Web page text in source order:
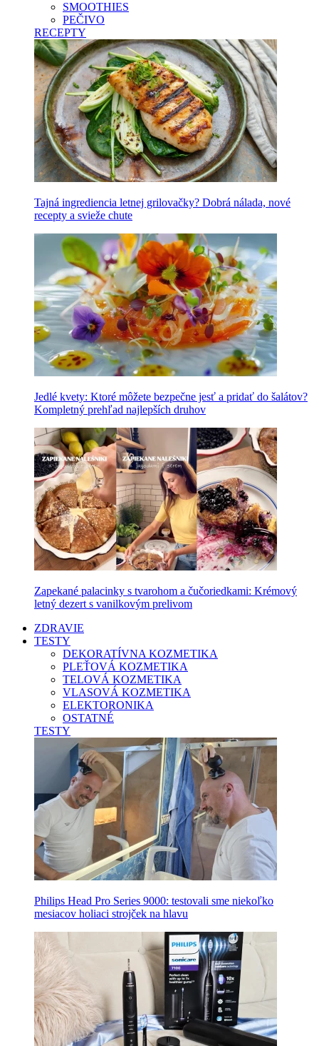
SMOOTHIES
PEČIVO
RECEPTY
Tajná ingrediencia letnej grilovačky? Dobrá nálada, nové
recepty a svieže chute
Jedlé kvety: Ktoré môžete bezpečne jesť a pridať do šalátov?
Kompletný prehľad najlepších druhov
Zapekané palacinky s tvarohom a čučoriedkami: Krémový
letný dezert s vanilkovým prelivom
ZDRAVIE
TESTY
DEKORATÍVNA KOZMETIKA
PLEŤOVÁ KOZMETIKA
TELOVÁ KOZMETIKA
VLASOVÁ KOZMETIKA
ELEKTORONIKA
OSTATNÉ
TESTY
Philips Head Pro Series 9000: testovali sme niekoľko
mesiacov holiaci strojček na hlavu